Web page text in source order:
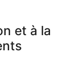
et à la